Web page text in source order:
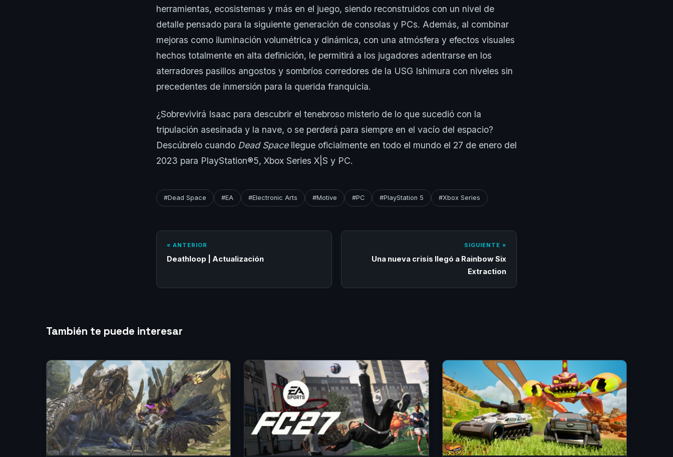
herramientas, ecosistemas y más en el juego, siendo reconstruidos con un nivel de
detalle pensado para la siguiente generación de consolas y PCs. Además, al combinar
mejoras como iluminación volumétrica y dinámica, con una atmósfera y efectos visuales
hechos totalmente en alta definición, le permitirá a los jugadores adentrarse en los
aterradores pasillos angostos y sombríos corredores de la USG Ishimura con niveles sin
precedentes de inmersión para la querida franquicia.
¿Sobrevivirá Isaac para descubrir el tenebroso misterio de lo que sucedió con la
tripulación asesinada y la nave, o se perderá para siempre en el vacío del espacio?
Descúbrelo cuando Dead Spacellegue oficialmente en todo el mundo el 27 de enero del
2023 para PlayStation®5, Xbox Series X|S y PC.
#Dead Space #EA #Electronic Arts #Motive #PC #PlayStation 5 #Xbox Series
« ANTERIOR
Deathloop | Actualización
SIGUIENTE »
Una nueva crisis llegó a Rainbow Six
Extraction
También te puede interesar